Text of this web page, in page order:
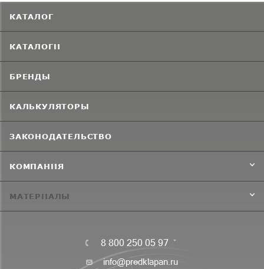
КАТАЛОГ
КАТАЛОГИ
БРЕНДЫ
КАЛЬКУЛЯТОРЫ
ЗАКОНОДАТЕЛЬСТВО
КОМПАНИЯ
МАТЕРИАЛЫ
8 800 250 05 97
info@predklapan.ru